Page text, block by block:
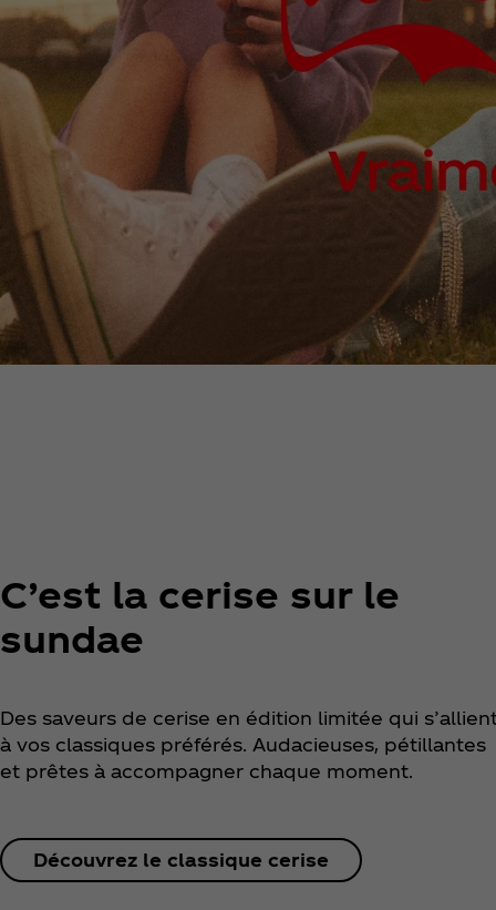
C’est la cerise sur le
sundae
Des saveurs de cerise en édition limitée qui
à vos classiques préférés. Audacieuses, pétillantes
et prêtes à accompagner chaque moment.
Découvrez le classique cerise